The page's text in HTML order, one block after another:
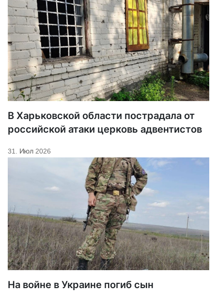
В Харьковской области пострадала от
российской атаки церковь адвентистов
31. Июл 2026
На войне в Украине погиб сын